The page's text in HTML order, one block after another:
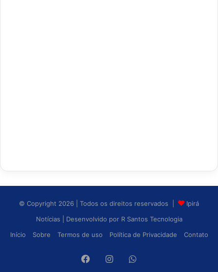
© Copyright 2026 | Todos os direitos reservados |
Ipirá
Notícias
| Desenvolvido por R Santos Tecnologia
Início
Sobre Termos de uso Política de Privacidade Contato
FacebookInstagramWhatsApp